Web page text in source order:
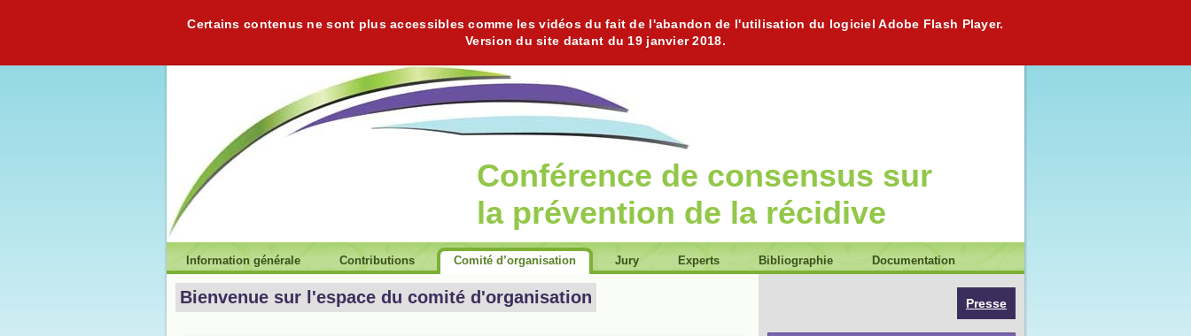
Certains contenus ne sont plus accessibles comme les vidéos du fait de l'abandon de l'utilisation du logiciel Adobe Flash Player.
Version du site datant du 19 janvier 2018.
Conférence de consensus sur
la prévention de la récidive
Information générale Contributions Comité d’organisation Jury Experts Bibliographie Documentation
Bienvenue sur l'espace du comité d'organisation Presse